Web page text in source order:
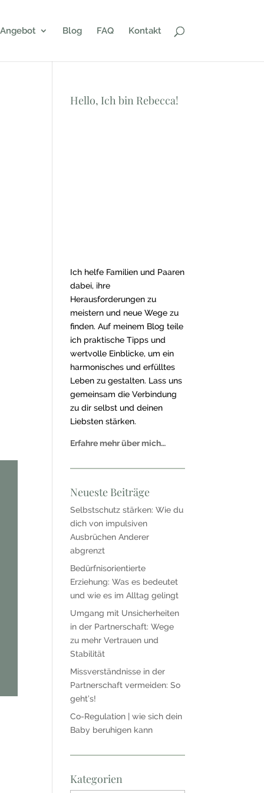
Angebot Blog FAQ Kontakt
Hello, Ich bin Rebecca!
Ich helfe Familien und Paaren
dabei, ihre
Herausforderungen zu
meistern und neue Wege zu
finden. Auf meinem Blog teile
ich praktische Tipps und
wertvolle Einblicke, um ein
harmonisches und erfülltes
Leben zu gestalten. Lass uns
gemeinsam die Verbindung
zu dir selbst und deinen
Liebsten stärken.
Erfahre mehr über mich…
Neueste Beiträge
Selbstschutz stärken: Wie du
dich von impulsiven
Ausbrüchen Anderer
abgrenzt
Bedürfnisorientierte
Erziehung: Was es bedeutet
und wie es im Alltag gelingt
Umgang mit Unsicherheiten
in der Partnerschaft: Wege
zu mehr Vertrauen und
Stabilität
Missverständnisse in der
Partnerschaft vermeiden: So
geht’s!
Co-Regulation | wie sich dein
Baby beruhigen kann
Kategorien